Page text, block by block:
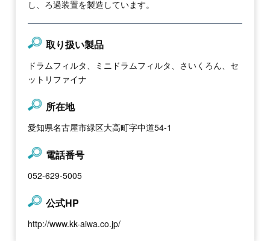
し、ろ過装置を製造しています。
取り扱い製品
ドラムフィルタ、ミニドラムフィルタ、さいくろん、セ
ットリファイナ
所在地
愛知県名古屋市緑区大高町字中道54-1
電話番号
052-629-5005
公式HP
http://www.kk-aiwa.co.jp/